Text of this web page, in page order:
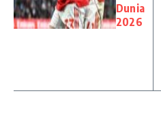
Dunia
2026